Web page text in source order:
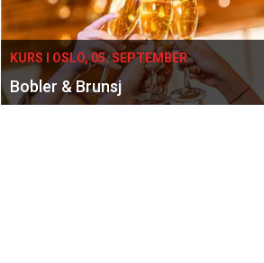
KURS I OSLO, 05. SEPTEMBER
Bobler & Brunsj